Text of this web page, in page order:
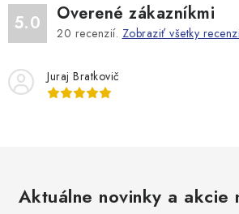
5.0 Overené zákazníkmi
20 recenzií. Zobraziť všetky
Juraj Bratkovič
Aktuálne novinky a akcie